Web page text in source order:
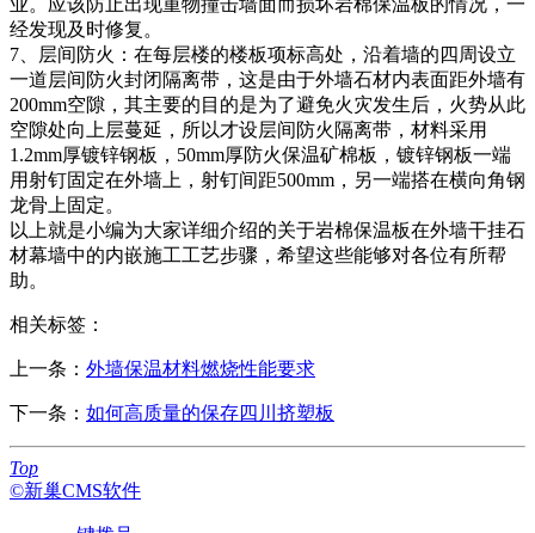
经发现及时修复。
7、层间防火：在每层楼的楼板项标高处，沿着墙的四周设立
一道层间防火封闭隔离带，这是由于外墙石材内表面距外墙有
200mm空隙，其主要的目的是为了避免火灾发生后，火势从此
空隙处向上层蔓延，所以才设层间防火隔离带，材料采用
1.2mm厚镀锌钢板，50mm厚防火保温矿棉板，镀锌钢板一端
用射钉固定在外墙上，射钉间距500mm，另一端搭在横向角钢
龙骨上固定。
以上就是小编为大家详细介绍的关于岩棉保温板在外墙干挂石
材幕墙中的内嵌施工工艺步骤，希望这些能够对各位有所帮
助。
相关标签：
上一条： 外墙保温材料燃烧性能要求
下一条： 如何高质量的保存四川挤塑板
Top
©新巢CMS软件